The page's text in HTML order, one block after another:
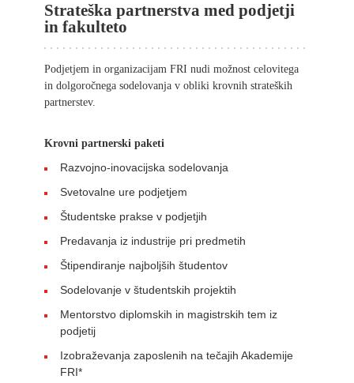
Strateška partnerstva med podjetji
in fakulteto
Podjetjem in organizacijam FRI nudi možnost celovitega
in dolgoročnega sodelovanja v obliki krovnih strateških
partnerstev.
Krovni partnerski paketi
Razvojno-inovacijska sodelovanja
Svetovalne ure podjetjem
Študentske prakse v podjetjih
Predavanja iz industrije pri predmetih
Štipendiranje najboljših študentov
Sodelovanje v študentskih projektih
Mentorstvo diplomskih in magistrskih tem iz
podjetij
Izobraževanja zaposlenih na tečajih Akademije
FRI*